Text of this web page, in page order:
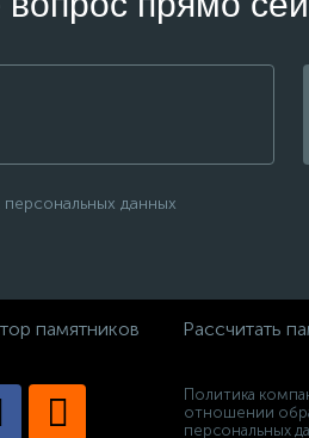
данных
памятников Рассчитать
Политика
отношении
персональных